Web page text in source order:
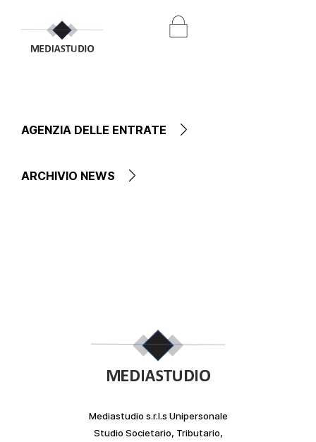
AGENZIA DELLE ENTRATE
ARCHIVIO NEWS
Mediastudio s.r.l.s Unipersonale
Studio Societario, Tributario,